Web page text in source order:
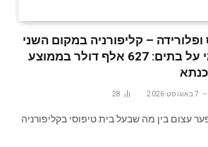
– קליפורניה במקום השני
בערכי ההון העצמי על בתים: 627 אלף דולר בממוצע
7 באוגוסט 2026 28
עצום בין מה שבעל בית טיפוסי בקליפורניה